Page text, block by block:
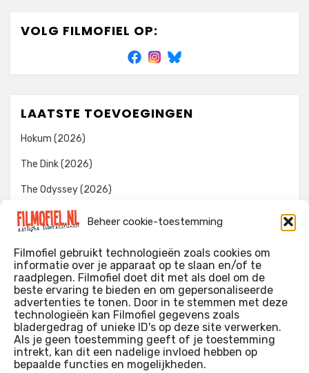
Beheer cookie-toestemming
Filmofiel gebruikt technologieën zoals cookies om
informatie over je apparaat op te slaan en/of te
raadplegen. Filmofiel doet dit met als doel om de
beste ervaring te bieden en om gepersonaliseerde
advertenties te tonen. Door in te stemmen met deze
technologieën kan Filmofiel gegevens zoals
bladergedrag of unieke ID's op deze site verwerken.
Als je geen toestemming geeft of je toestemming
intrekt, kan dit een nadelige invloed hebben op
bepaalde functies en mogelijkheden.
VOLG FILMOFIEL OP:
LAATSTE TOEVOEGINGEN
Hokum (2026)
The Dink (2026)
The Odyssey (2026)
Evil Dead Burn (2026)
WIE IK BEN…?
Ik ben ooit begonnen met m’n recensies omdat ik zoveel
films keek dat ik af en toe niet meer wist welke ik nu wel of
niet gezien had. Ik ben een filmliefhebber, heb als hobby nog
erg lang in een videotheek gewerkt, en heb als coproducent